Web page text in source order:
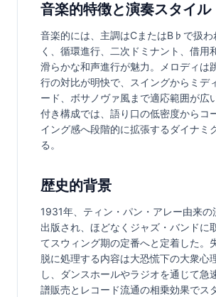
音楽的特徴と演奏スタイル
音楽的には、主調はCまたはB♭で扱わ
く、循環進行、二次ドミナント、借用
滑らかな和声進行が魅力。メロディは
行の対比が明快で、スイングからミデ
ード、ボサノヴァ風まで適応範囲が広
付き構成では、語り口の低密度からコ
イング感へ段階的に拡張するダイナミ
る。
歴史的背景
1931年、ティン・パン・アレー由来の
出版され、ほどなくジャズ・バンドに
てスウィング期の定番へと定着した。
脱に処理する内容は大恐慌下の大衆心
し、ダンスホールやラジオを通じて急
譜販売とレコード流通の相乗効果でス